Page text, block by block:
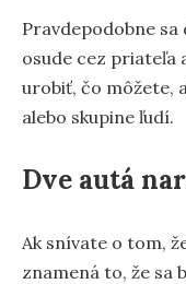
Pravdepodobne
osude cez priateľa
urobiť, čo môžete,
alebo skupine ľudí.
Dve autá
Ak snívate o tom,
znamená to, že sa